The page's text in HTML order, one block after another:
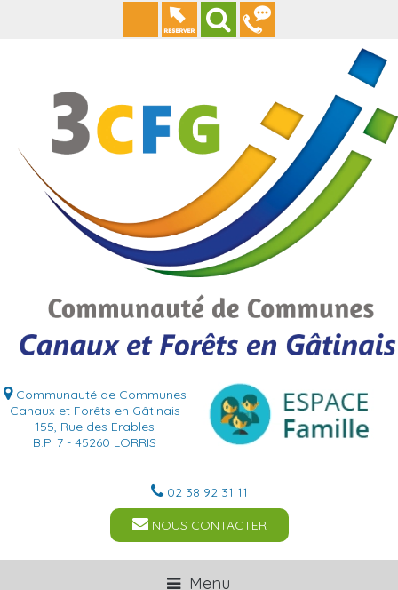
02 38 92 31 11
NOUS CONTACTER
Communauté de Communes
Canaux et Forêts en Gâtinais
155, Rue des Erables
B.P. 7 - 45260 LORRIS
Menu